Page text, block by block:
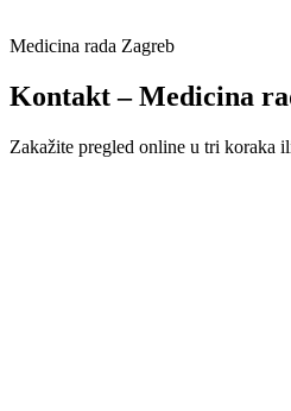
Medicina rada Zagreb
Kontakt – Medicina
Zakažite pregled online u tri koraka